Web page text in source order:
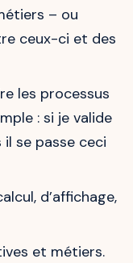
– ou
ceux-ci et des
les processus
: si je valide
se passe ceci
d’affichage,
et métiers.